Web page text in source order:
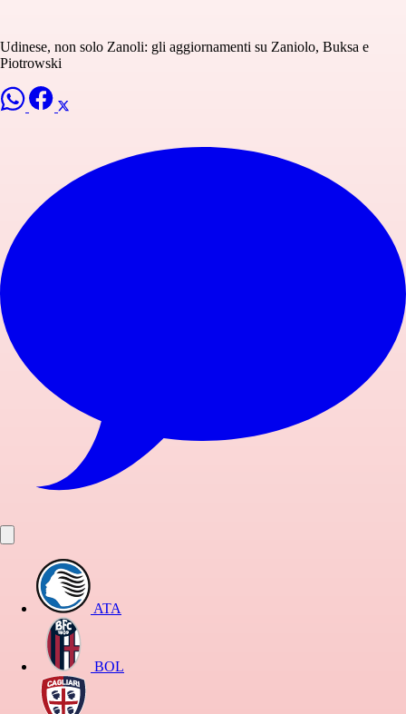
Udinese, non solo Zanoli: gli aggiornamenti su Zaniolo, Buksa e
Piotrowski
ATA
BOL